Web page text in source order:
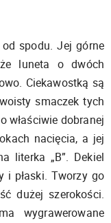
spodu. Jej górne
luneta o dwóch
Ciekawostką są
smaczek tych
właściwie dobranej
nacięcia, a jej
literka „B”. Dekiel
i płaski. Tworzy go
dużej szerokości.
wygrawerowane